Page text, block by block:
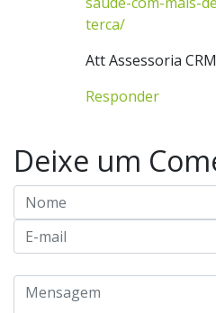
terca/
Att Assessoria
Responder
Deixe um